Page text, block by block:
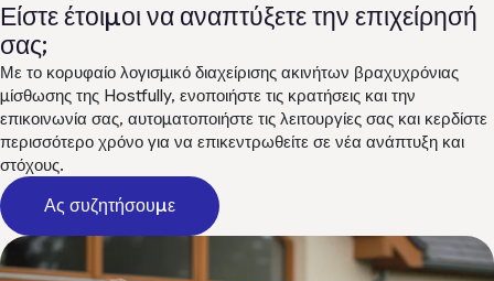
Είστε έτοιμοι να αναπτύξετε την επιχείρησή
σας;
Με το κορυφαίο λογισμικό διαχείρισης ακινήτων βραχυχρόνιας
μίσθωσης της Hostfully, ενοποιήστε τις κρατήσεις και την
επικοινωνία σας, αυτοματοποιήστε τις λειτουργίες σας και κερδίστε
περισσότερο χρόνο για να επικεντρωθείτε σε νέα ανάπτυξη και
στόχους.
Ας συζητήσουμε